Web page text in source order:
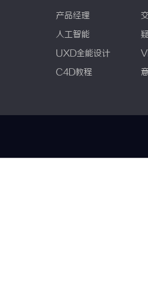
产品经理
人工智能
UXD全能设计
C4D教程